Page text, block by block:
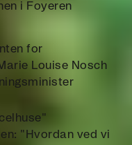
i Foyeren
for
Louise Nosch
"Hvordan ved vi